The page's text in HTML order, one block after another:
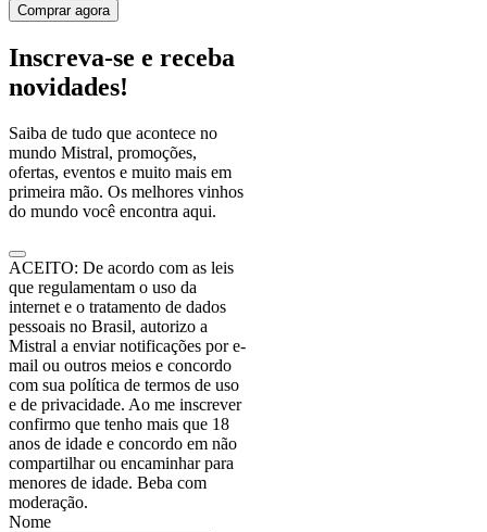
Comprar agora
Inscreva-se e receba
novidades!
Saiba de tudo que acontece no
mundo Mistral, promoções,
ofertas, eventos e muito mais em
primeira mão. Os melhores vinhos
do mundo você encontra aqui.
ACEITO: De acordo com as leis
que regulamentam o uso da
internet e o tratamento de dados
pessoais no Brasil, autorizo a
Mistral a enviar notificações por e-
mail ou outros meios e concordo
com sua política de termos de uso
e de privacidade. Ao me inscrever
confirmo que tenho mais que 18
anos de idade e concordo em não
compartilhar ou encaminhar para
menores de idade. Beba com
moderação.
Nome